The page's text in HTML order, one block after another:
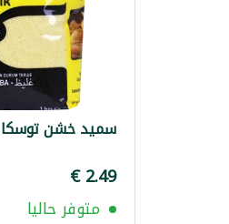
سميد خشن توسكا 1كغ
متوفر حاليا